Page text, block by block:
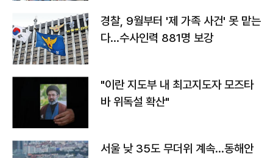
경찰, 9월부터 '제 가족 사건' 못 맡는
다…수사인력 881명 보강
"이란 지도부 내 최고지도자 모즈타
바 위독설 확산"
서울 낮 35도 무더위 계속…동해안